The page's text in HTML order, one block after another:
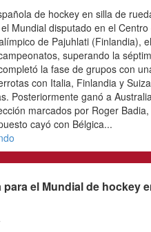
receptor de andrógenos o
que tienen efectos similares a la
esteroides anabolizantes. No
humano y están prohibidos en el
promocionan online como una
muscular, mejorar el rendimiento
física. El uso de SARMs puede
hipertensión arterial, infertilidad,
cardiovascular...
Continuar leyendo
España, sexta y mejor
Mundial de HSRE de